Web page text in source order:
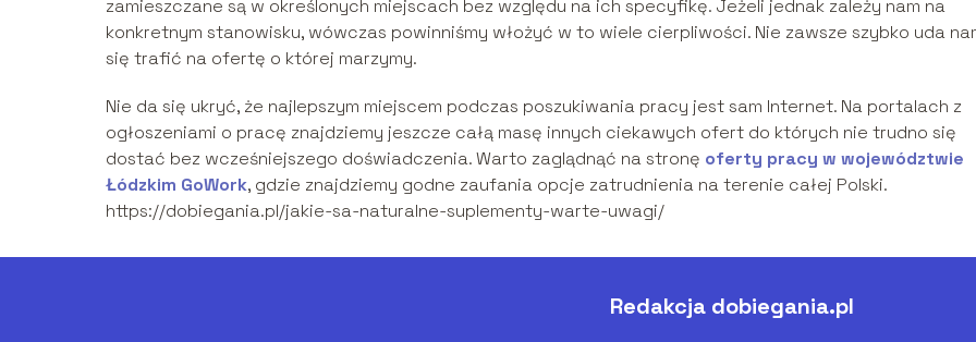
zamieszczane są w określonych miejscach bez względu na ich specyfikę. Jeżeli jednak zależy nam na
konkretnym stanowisku, wówczas powinniśmy włożyć w to wiele cierpliwości. Nie zawsze szybko uda
się trafić na ofertę o której marzymy.
Nie da się ukryć, że najlepszym miejscem podczas poszukiwania pracy jest sam Internet. Na portalach z
ogłoszeniami o pracę znajdziemy jeszcze całą masę innych ciekawych ofert do których nie trudno się
dostać bez wcześniejszego doświadczenia. Warto zaglądnąć na stronę oferty pracy w województwie
Łódzkim GoWork, gdzie znajdziemy godne zaufania opcje zatrudnienia na terenie całej Polski.
https://dobiegania.pl/jakie-sa-naturalne-suplementy-warte-uwagi/
Redakcja dobiegania.pl